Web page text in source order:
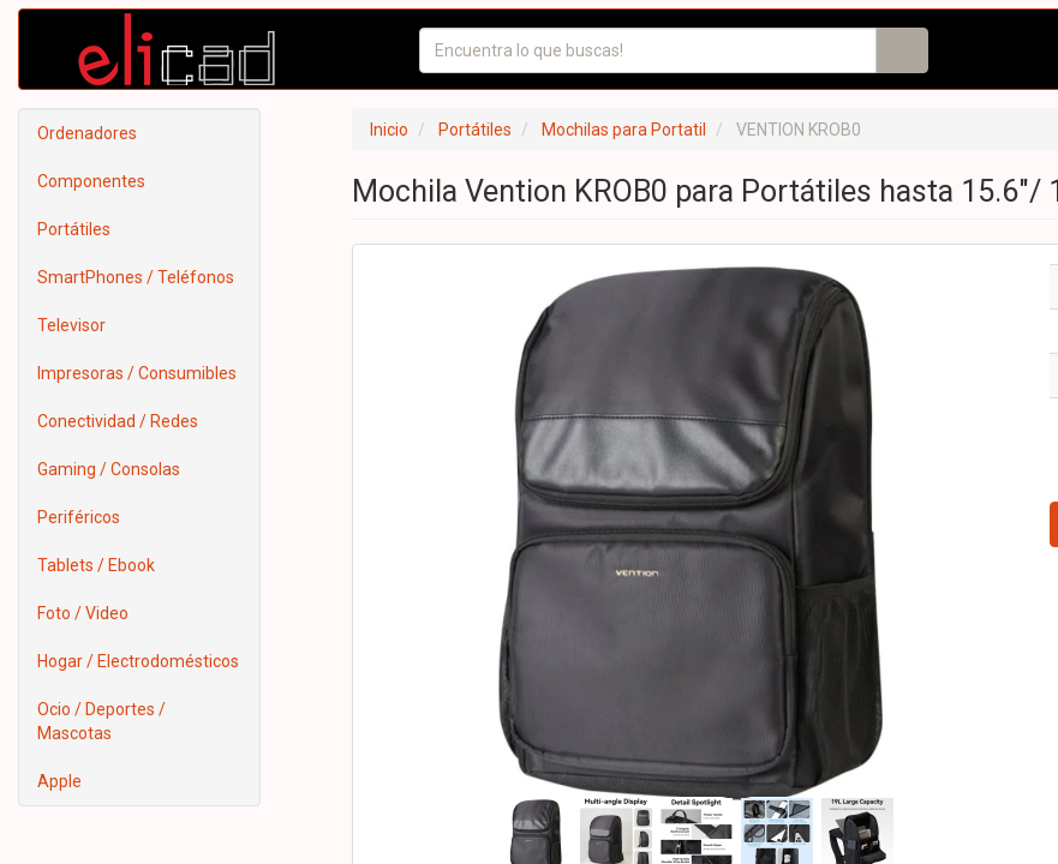
Ordenadores
Componentes
Portátiles
SmartPhones / Teléfonos
Televisor
Impresoras / Consumibles
Conectividad / Redes
Gaming / Consolas
Periféricos
Tablets / Ebook
Foto / Video
Hogar / Electrodomésticos
Ocio / Deportes /
Mascotas
Apple
Inicio Portátiles Mochilas para Portatil VENTION KROB0
Mochila Vention KROB0 para Portátiles hasta